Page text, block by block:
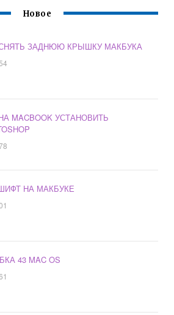
Новое
ЗАДНЮЮ КРЫШКУ МАКБУКА
MACBOOK УСТАНОВИТЬ
НА МАКБУКЕ
43 MAC OS